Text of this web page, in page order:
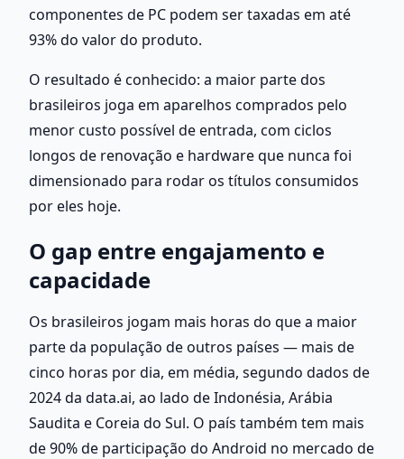
componentes de PC podem ser taxadas em até
93% do valor do produto.
O resultado é conhecido: a maior parte dos
brasileiros joga em aparelhos comprados pelo
menor custo possível de entrada, com ciclos
longos de renovação e hardware que nunca foi
dimensionado para rodar os títulos consumidos
por eles hoje.
O gap entre engajamento e
capacidade
Os brasileiros jogam mais horas do que a maior
parte da população de outros países — mais de
cinco horas por dia, em média, segundo dados de
2024 da data.ai, ao lado de Indonésia, Arábia
Saudita e Coreia do Sul. O país também tem mais
de 90% de participação do Android no mercado de